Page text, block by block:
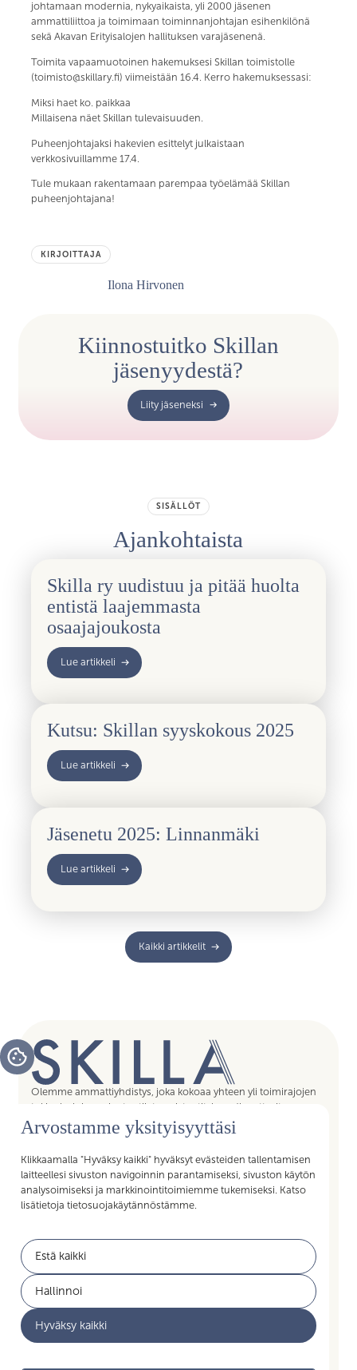
johtamaan modernia, nykyaikaista, yli 2000 jäsenen
ammattiliittoa ja toimimaan toiminnanjohtajan esihenkilönä
sekä Akavan Erityisalojen hallituksen varajäsenenä.
Toimita vapaamuotoinen hakemuksesi Skillan toimistolle
(toimisto@skillary.fi) viimeistään 16.4. Kerro hakemuksessasi:
Miksi haet ko. paikkaa
Millaisena näet Skillan tulevaisuuden.
Puheenjohtajaksi hakevien esittelyt julkaistaan
verkkosivuillamme 17.4.
Tule mukaan rakentamaan parempaa työelämää Skillan
puheenjohtajana!
KIRJOITTAJA
Ilona Hirvonen
Kiinnostuitko Skillan
jäsenyydestä?
Liity jäseneksi
SISÄLLÖT
Ajankohtaista
Skilla ry uudistuu ja pitää huolta
entistä laajemmasta
osaajajoukosta
Lue artikkeli
Kutsu: Skillan syyskokous 2025
Lue artikkeli
Jäsenetu 2025: Linnanmäki
Lue artikkeli
Kaikki artikkelit
Arvostamme yksityisyyttäsi
Klikkaamalla "Hyväksy kaikki" hyväksyt evästeiden tallentamisen
laitteellesi sivuston navigoinnin parantamiseksi, sivuston käytön
analysoimiseksi ja markkinointitoimiemme tukemiseksi. Katso
lisätietoja tietosuojakäytännöstämme.
Estä kaikki
Hallinnoi
Hyväksy kaikki
Olemme ammattiyhdistys, joka kokoaa yhteen yli toimirajojen
tukipalvelujen asiantuntijat, assistentit, koordinaattorit,
esihenkilöt ja päälliköt – kaikki sujuvan arjen mahdollistajat.
Liittymällä Skillan jäseneksi saat Akavan Erityisalojen liiton
Pikalinkit
Jäsenyys
Työelämän palvelut
Ajankohtaista